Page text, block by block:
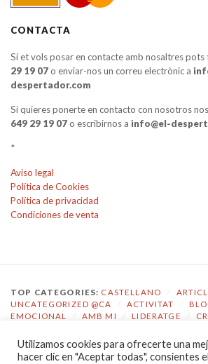
CONTACTA
Si et vols posar en contacte amb nosaltres pots
29 19 07o enviar-nos un correu electrònic a
despertador.com
Si quieres ponerte en contacto con nosotros
649 29 19 07o escribirnos a info@el-
*
Aviso legal
Política de Cookies
Política de privacidad
Condiciones de venta
TOP CATEGORIES: CASTELLANO
UNCATEGORIZED @CA
ACTIVITAT
EMOCIONAL
/ AMB MI / LIDERATGE /
TOP TAGS: COACHING / GESTIÓ
EMOCIONAL / EL DESPERTADOR /
Utilizamos cookies para ofrecerte una
hacer clic en "Aceptar todas", consientes